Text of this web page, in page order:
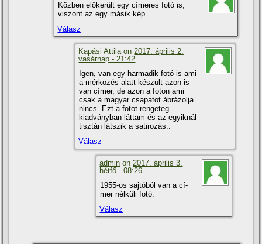
Közben előkerült egy cí­meres fotó is,
viszont az egy másik kép.
Válasz
Kapási Attila on 2017. április 2.
vasárnap - 21:42
Igen, van egy harmadik fotó is ami
a mérközés alatt készült azon is
van cí­mer, de azon a foton ami
csak a magyar csapatot ábrázolja
nincs. Ezt a fotot rengeteg
kiadványban láttam és az egyiknál
tisztán látszik a satirozás..
Válasz
admin on2017. április 3.
hétfő - 08:26
1955-ös sajtóból van a cí­
mer nélküli fotó.
Válasz